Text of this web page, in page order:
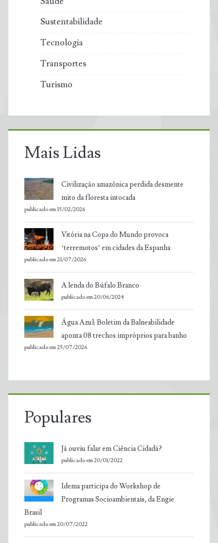
Sustentabilidade
Tecnologia
Transportes
Turismo
Mais Lidas
Civilização amazônica perdida desmente
mito da floresta intocada
publicado em 15/02/2026
Vitória na Copa do Mundo provoca
‘terremotos’ em cidades da Espanha
publicado em 21/07/2026
A lenda do Búfalo Branco
publicado em 20/06/2024
Água Azul: Boletim da Balneabilidade
aponta 08 trechos impróprios para banho
publicado em 25/07/2026
Populares
Já ouviu falar em Ciência Cidadã?
publicado em 20/01/2022
Idema participa do Workshop de
Programas Socioambientais, da Engie
Brasil
publicado em 20/07/2022